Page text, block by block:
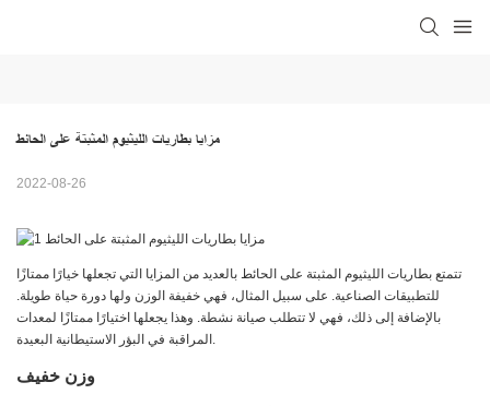
مزايا بطاريات الليثيوم المثبتة على الحائط
2022-08-26
تتمتع بطاريات الليثيوم المثبتة على الحائط بالعديد من المزايا التي تجعلها خيارًا ممتازًا
للتطبيقات الصناعية. على سبيل المثال، فهي خفيفة الوزن ولها دورة حياة طويلة.
بالإضافة إلى ذلك، فهي لا تتطلب صيانة نشطة. وهذا يجعلها اختيارًا ممتازًا لمعدات
المراقبة في البؤر الاستيطانية البعيدة.
وزن خفيف